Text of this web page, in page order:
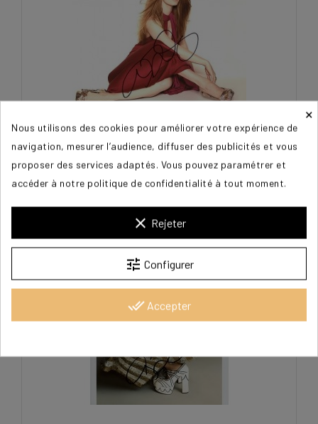
ADAMS Amy
60,00 €
×
Nous utilisons des cookies pour améliorer votre expérience de
navigation, mesurer l’audience, diffuser des publicités et vous
proposer des services adaptés. Vous pouvez paramétrer et
accéder à notre politique de confidentialité à tout moment.
clear Rejeter
tune Configurer
done_all Accepter